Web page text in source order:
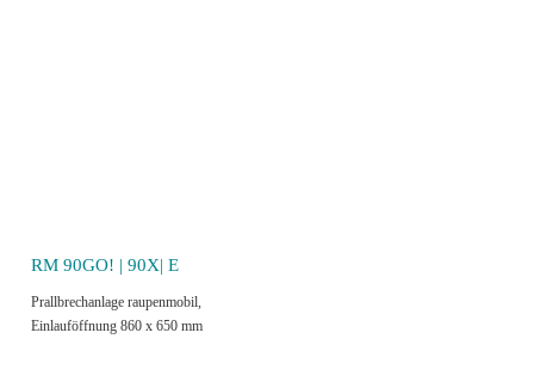
RM 90GO! | 90X| E
Prallbrechanlage raupenmobil,
Einlauföffnung 860 x 650 mm